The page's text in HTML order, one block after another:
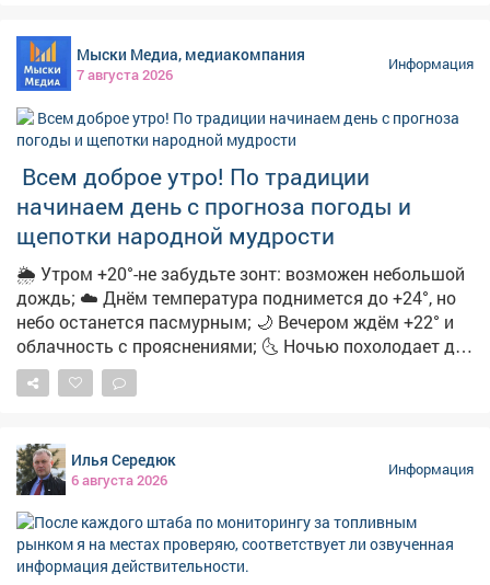
перейти по ссылке. ➡️ ❗️Будьте бдительны и
предупредите близких! Переходить по ссылке опасно,
она может быть фишинговой. Пользователь рискует
потерять деньги и предоставить мошенникам
персональные данные. Обо всех акциях
маркетплейсы информируют на своих официальных
ресурсах.
Мыски Медиа, медиакомпания
7 августа 2026
Информация
Всем доброе утро! По традиции
начинаем день с прогноза погоды и
щепотки народной мудрости
🌦 Утром +20°-не забудьте зонт: возможен небольшой
дождь; ☁️ Днём температура поднимется до +24°, но
небо останется пасмурным; 🌙 Вечером ждём +22° и
облачность с прояснениями; 🌜 Ночью похолодает до
+15°-облачно с прояснениями. 🌿 А ещё с
сегодняшним днём вязано немало народных примет:
сухой; ➖Увидели радугу-ждите перемены погоды;
➖Муравьи поднимают входы в муравейники-к
затяжным дождям; ➖Солнце на закате багровое-к
жаркой погоде на следующий день; ➖А если в этот
день посеять укроп-по поверью, зиму проживёте без
простуд. 👀Давайте понаблюдаем, работают ли
Илья Середюк
6 августа 2026
Информация